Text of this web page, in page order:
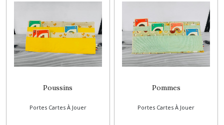
Poussins
Portes Cartes À Jouer
Pommes
Portes Cartes À Jouer